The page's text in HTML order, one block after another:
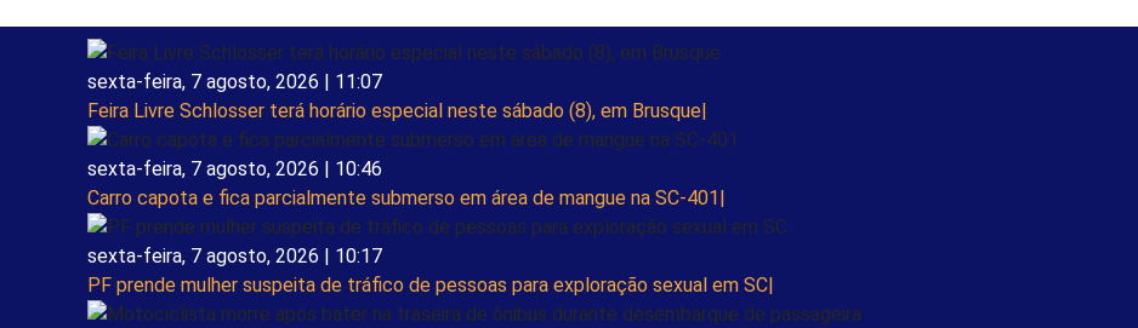
sexta-feira, 7 agosto, 2026 | 11:07
Feira Livre Schlosser terá horário especial neste sábado (8), em Brusque
sexta-feira, 7 agosto, 2026 | 10:46
Carro capota e fica parcialmente submerso em área de mangue na SC-401
sexta-feira, 7 agosto, 2026 | 10:17
PF prende mulher suspeita de tráfico de pessoas para exploração sexual em SC